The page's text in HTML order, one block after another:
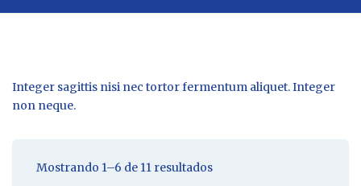
Integer sagittis nisi nec tortor fermentum aliquet. Integer
non neque.
Mostrando 1–6 de 11 resultados